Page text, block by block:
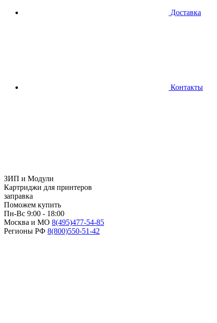
Доставка
Контакты
ЗИП и Модули
Картриджи для принтеров
заправка
Поможем купить
Пн-Вс 9:00 - 18:00
Москва и МО 8(495)477-54-85
Регионы РФ 8(800)550-51-42